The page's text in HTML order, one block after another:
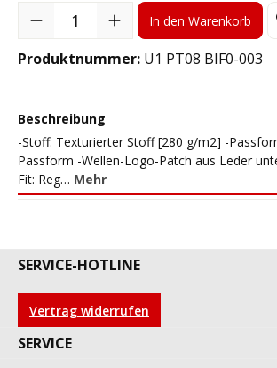
Produkt Anzahl: Gib den gewünschten
In den Warenkorb
Produktnummer: U1 PT08 BIF0-003
Beschreibung
-Stoff: Texturierter Stoff [280 g/m2] -
Passform -Wellen-Logo-Patch aus Leder
Fit: Reg… Mehr
SERVICE-HOTLINE
Vertrag widerrufen
SERVICE